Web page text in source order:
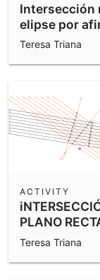
Intersección
elipse por
Teresa Triana
PLANO
PLANOS
ACTIVITY
Teresa Triana